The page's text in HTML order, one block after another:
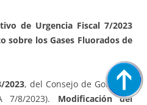
de Urgencia Fiscal 7/2023
sobre los Gases Fluorados de
2023, del Consejo de Gobierno
7/8/2023). Modificación del